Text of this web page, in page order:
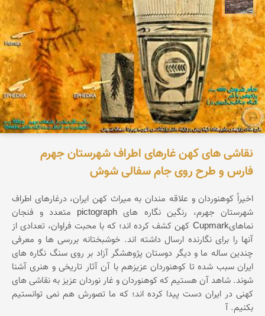
نقاشی های کهن غارهای اطراف شهرستان جهرم
فارس و طرح روی جام سفالی شوش
اخیراً کوهنوردان و علاقه مندان به میراث کهن ایران، درغارهای اطراف
شهرستان جهرم، رنگین نگاره های pictograph متعدد و فنجان
نماهایCupmark کهن کشف کرده اند؛ که با محبت فراوان، تعدادی از
آنها را برای نگارنده ارسال داشته اند. خوشبختانه بررسی ها و معرفی
چندین ساله ما و دیگر دوستان پژوهشگر آزاد بر روی سنگ نگاره های
ایران سبب شده تا کوهنوردان عزیزهم با آن آثار تاریخی و هنری آشنا
شوند. شاهد آن هستیم که کوهنوردان و غار نوردان عزیز به نقاشی های
کهنی در ایران دست پیدا کرده اند؛ که ما تصورش هم نمی توانستیم
بکنیم. آ